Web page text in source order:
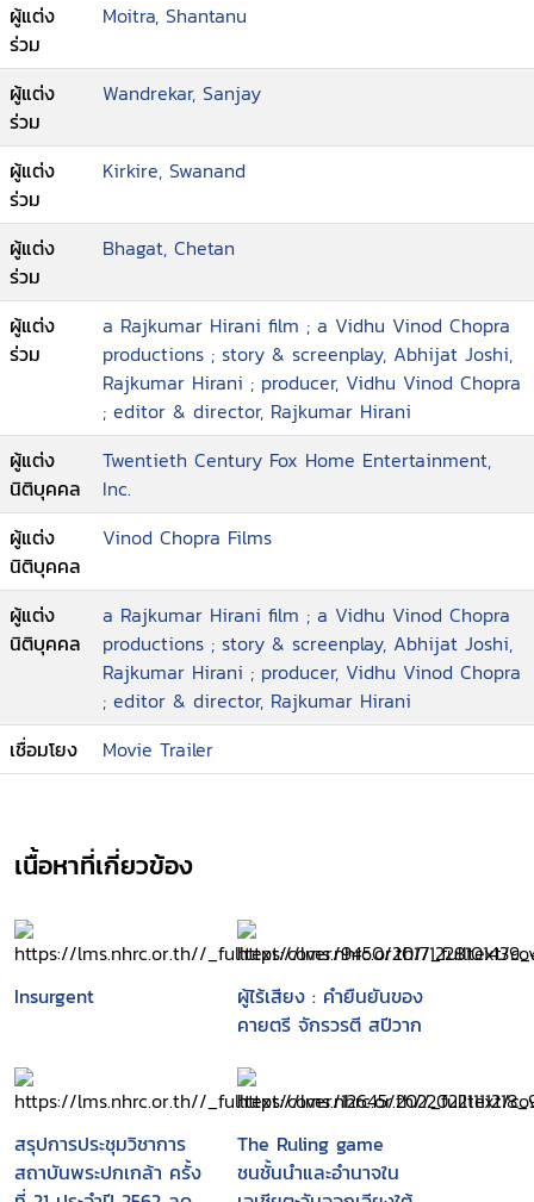
ผู้แต่ง
ร่วม
Moitra, Shantanu
ผู้แต่ง
ร่วม
Wandrekar, Sanjay
ผู้แต่ง
ร่วม
Kirkire, Swanand
ผู้แต่ง
ร่วม
Bhagat, Chetan
ผู้แต่ง
ร่วม
a Rajkumar Hirani film ; a Vidhu Vinod Chopra
productions ; story & screenplay, Abhijat Joshi,
Rajkumar Hirani ; producer, Vidhu Vinod Chopra
; editor & director, Rajkumar Hirani
ผู้แต่ง
นิติบุคคล
Twentieth Century Fox Home Entertainment,
Inc.
ผู้แต่ง
นิติบุคคล
Vinod Chopra Films
ผู้แต่ง
นิติบุคคล
a Rajkumar Hirani film ; a Vidhu Vinod Chopra
productions ; story & screenplay, Abhijat Joshi,
Rajkumar Hirani ; producer, Vidhu Vinod Chopra
; editor & director, Rajkumar Hirani
เชื่อมโยง
Movie Trailer
เนื้อหาที่เกี่ยวข้อง
Insurgent
ผู้ไร้เสียง : คำยืนยันของ
คายตรี จักรวรตี สปีวาก
สรุปการประชุมวิชาการ
สถาบันพระปกเกล้า ครั้ง
The Ruling game
ชนชั้นนำและอำนาจใน